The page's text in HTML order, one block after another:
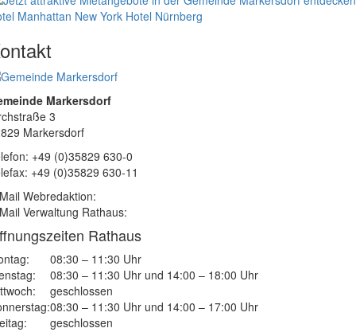
Manhattan New York Hotel Nürnberg
Markersdorf
3
Markersdorf
+49 (0)35829 630-0
+49 (0)35829 630-11
Webredaktion:
Verwaltung Rathaus:
Rathaus
08:30 – 11:30 Uhr
08:30 – 11:30 Uhr und 14:00 – 18:00 Uhr
geschlossen
08:30 – 11:30 Uhr und 14:00 – 17:00 Uhr
geschlossen